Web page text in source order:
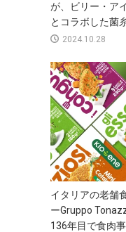
が、ビリー・ア
とコラボした菌
2024.10.28
イタリアの老舗
ーGruppo
136年目で食肉